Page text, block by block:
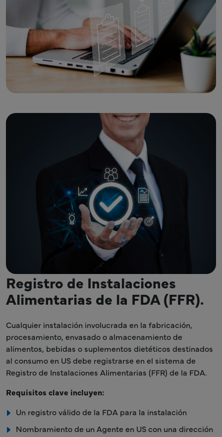
Registro de Instalaciones
Alimentarias de la FDA (FFR).
Cualquier instalación involucrada en la fabricación,
procesamiento, envasado o almacenamiento de
alimentos, bebidas o suplementos dietéticos destinados
al consumo en US debe registrarse en el sistema de
Registro de Instalaciones Alimentarias (FFR) de la FDA.
Requisitos clave incluyen:
Un registro válido de la FDA para la instalación
Nombramiento de un Agente en US con una dirección